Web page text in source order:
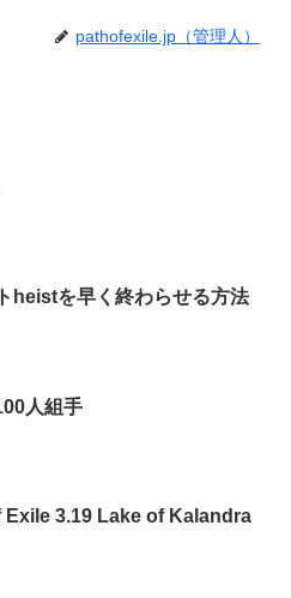
pathofexile.jp（管理人）
heistを早く終わらせる方法
人組手
Exile 3.19 Lake of Kalandra